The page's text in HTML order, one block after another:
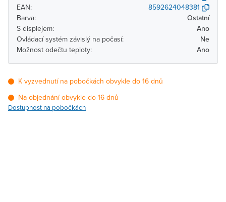
EAN:
8592624048381
Barva:
Ostatní
S displejem:
Ano
Ovládací systém závislý na počasí:
Ne
Možnost odečtu teploty:
Ano
K vyzvednutí na pobočkách obvykle do 16 dnů
Na objednání obvykle do 16 dnů
Dostupnost na pobočkách